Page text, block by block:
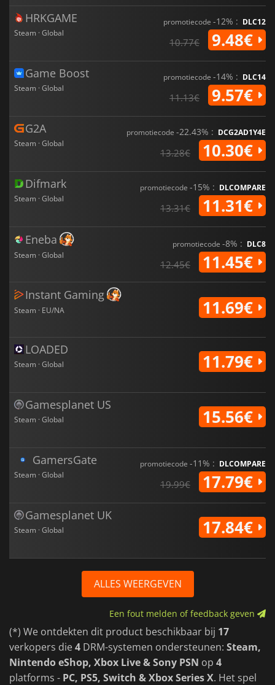
HRKGAME
Steam · Global
promotiecode -12% : DLC12
10.77€ 9.48€
Game Boost
Steam · Global
promotiecode -14% : DLC14
11.13€ 9.57€
G2A
Steam · Global
promotiecode -22.43% : DCG2AD1Y4E
13.28€ 10.30€
Difmark
Steam · Global
promotiecode -15% : DLCOMPARE
13.31€ 11.31€
Eneba
Steam · Global
promotiecode -8% : DLC8
12.45€ 11.45€
Instant Gaming
Steam · EU/NA 11.69€
LOADED
Steam · Global 11.79€
Gamesplanet US
Steam · Global 15.56€
GamersGate
Steam · Global
promotiecode -11% : DLCOMPARE
19.99€ 17.79€
Gamesplanet UK
Steam · Global 17.84€
ALLES WEERGEVEN
Een fout melden of feedback geven
(*) We ontdekten dit product beschikbaar bij 17
verkopers die4 DRM-systemen ondersteunen: Steam,
Nintendo eShop, Xbox Live & Sony PSN op 4
platforms - PC, PS5, Switch & Xbox Series X. Het spel